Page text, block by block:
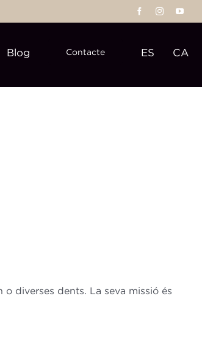
Blog Contacte ES CA
diverses dents. La seva missió és